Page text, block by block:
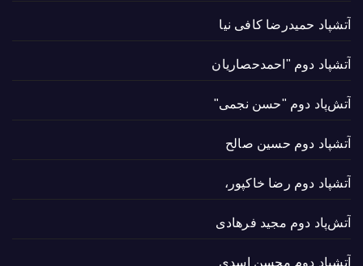
آتشپاد حميدرضا کافی نیا
آتشپاد دوم "احمدحصاریان
آتش‌پاد دوم "حسن نجمی"
آتشپاد دوم حسین صالح
آتشپاد دوم رضا خاکپور،
آتش‌پاد دوم مجید فرهادی
آتشپاد دوم محسن اسدی